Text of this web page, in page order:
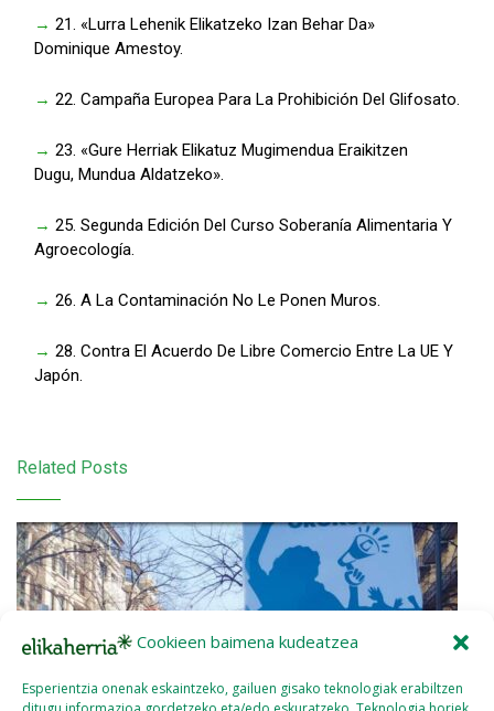
Cookieen baimena kudeatzea
Esperientzia onenak eskaintzeko, gailuen gisako teknologiak erabiltzen
→ 21. «Lurra Lehenik Elikatzeko Izan Behar Da»
Dominique Amestoy.
→ 22. Campaña Europea Para La Prohibición Del Glifosato.
→ 23. «Gure Herriak Elikatuz Mugimendua Eraikitzen
Dugu, Mundua Aldatzeko».
→ 25. Segunda Edición Del Curso Soberanía Alimentaria Y
Agroecología.
→ 26. A La Contaminación No Le Ponen Muros.
→ 28. Contra El Acuerdo De Libre Comercio Entre La UE Y
Japón.
Related Posts